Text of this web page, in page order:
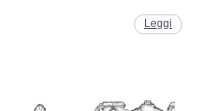
Leggi